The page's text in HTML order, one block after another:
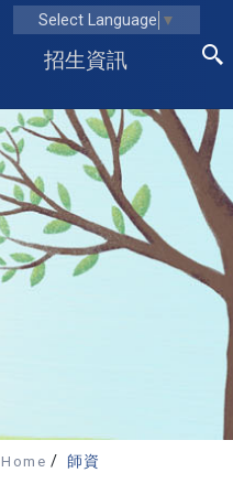
Select Language ▼
招生資訊
Home 師資